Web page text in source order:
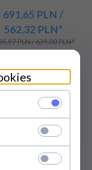
691,65 PLN /
562,32 PLN*
PLN / 639,00 PLN*
Kombinezon